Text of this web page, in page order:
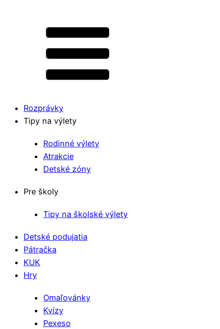
Rozprávky
Tipy na výlety
Rodinné výlety
Atrakcie
Detské zóny
Pre školy
Tipy na školské výlety
Detské podujatia
Pátračka
KUK
Hry
Omaľovánky
Kvízy
Pexeso